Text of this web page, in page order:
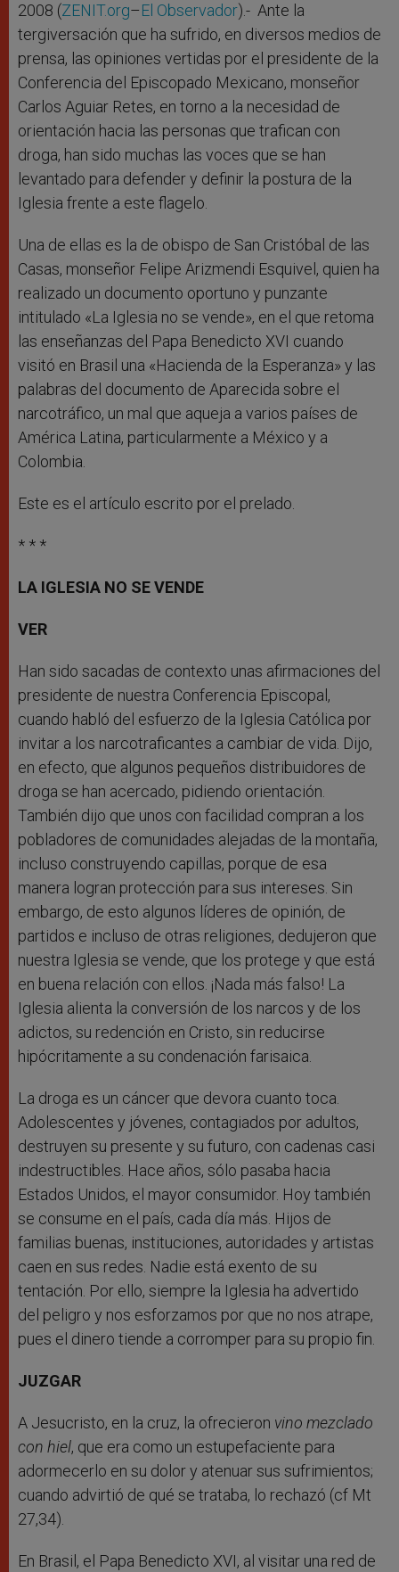
2008 (ZENIT.org–El Observador).- Ante la
tergiversación que ha sufrido, en diversos medios de
prensa, las opiniones vertidas por el presidente de la
Conferencia del Episcopado Mexicano, monseñor
Carlos Aguiar Retes, en torno a la necesidad de
orientación hacia las personas que trafican con
droga, han sido muchas las voces que se han
levantado para defender y definir la postura de la
Iglesia frente a este flagelo.
Una de ellas es la de obispo de San Cristóbal de las
Casas, monseñor Felipe Arizmendi Esquivel, quien ha
realizado un documento oportuno y punzante
intitulado «La Iglesia no se vende», en el que retoma
las enseñanzas del Papa Benedicto XVI cuando
visitó en Brasil una «Hacienda de la Esperanza» y las
palabras del documento de Aparecida sobre el
narcotráfico, un mal que aqueja a varios países de
América Latina, particularmente a México y a
Colombia.
Este es el artículo escrito por el prelado.
* * *
LA IGLESIA NO SE VENDE
VER
Han sido sacadas de contexto unas afirmaciones del
presidente de nuestra Conferencia Episcopal,
cuando habló del esfuerzo de la Iglesia Católica por
invitar a los narcotraficantes a cambiar de vida. Dijo,
en efecto, que algunos pequeños distribuidores de
droga se han acercado, pidiendo orientación.
También dijo que unos con facilidad compran a los
pobladores de comunidades alejadas de la montaña,
incluso construyendo capillas, porque de esa
manera logran protección para sus intereses. Sin
embargo, de esto algunos líderes de opinión, de
partidos e incluso de otras religiones, dedujeron que
nuestra Iglesia se vende, que los protege y que está
en buena relación con ellos. ¡Nada más falso! La
Iglesia alienta la conversión de los narcos y de los
adictos, su redención en Cristo, sin reducirse
hipócritamente a su condenación farisaica.
La droga es un cáncer que devora cuanto toca.
Adolescentes y jóvenes, contagiados por adultos,
destruyen su presente y su futuro, con cadenas casi
indestructibles. Hace años, sólo pasaba hacia
Estados Unidos, el mayor consumidor. Hoy también
se consume en el país, cada día más. Hijos de
familias buenas, instituciones, autoridades y artistas
caen en sus redes. Nadie está exento de su
tentación. Por ello, siempre la Iglesia ha advertido
del peligro y nos esforzamos por que no nos atrape,
pues el dinero tiende a corromper para su propio fin.
JUZGAR
A Jesucristo, en la cruz, la ofrecieron vino mezclado
con hiel, que era como un estupefaciente para
adormecerlo en su dolor y atenuar sus sufrimientos;
cuando advirtió de qué se trataba, lo rechazó (cf Mt
27,34).
En Brasil, el Papa Benedicto XVI, al visitar una red de